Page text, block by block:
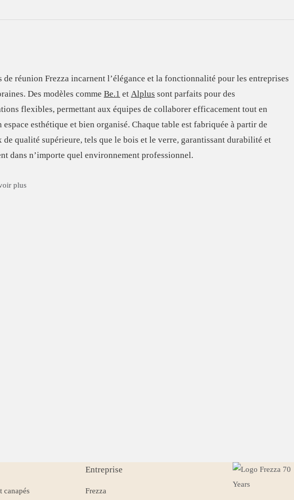
de réunion Frezza incarnent l’élégance et la fonctionnalité pour les entreprises
Des modèles comme Be.1 et Alplus sont parfaits pour des
flexibles, permettant aux équipes de collaborer efficacement tout en
esthétique et bien organisé. Chaque table est fabriquée à partir de
de qualité supérieure, tels que le bois et le verre, garantissant durabilité et
dans n’importe quel environnement professionnel.
plus
canapés
Entreprise
Frezza